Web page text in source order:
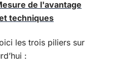
de l'avantage
techniques
les trois piliers sur
: